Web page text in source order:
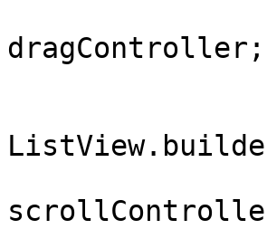
dragController;